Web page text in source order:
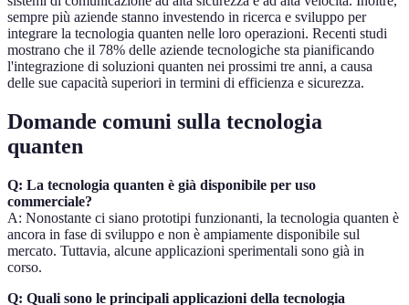
sempre più aziende stanno investendo in ricerca e sviluppo per
integrare la tecnologia quanten nelle loro operazioni. Recenti studi
mostrano che il 78% delle aziende tecnologiche sta pianificando
l'integrazione di soluzioni quanten nei prossimi tre anni, a causa
delle sue capacità superiori in termini di efficienza e sicurezza.
Domande comuni sulla tecnologia
quanten
Q: La tecnologia quanten è già disponibile per uso
commerciale?
A: Nonostante ci siano prototipi funzionanti, la tecnologia quanten è
ancora in fase di sviluppo e non è ampiamente disponibile sul
mercato. Tuttavia, alcune applicazioni sperimentali sono già in
corso.
Q: Quali sono le principali applicazioni della tecnologia